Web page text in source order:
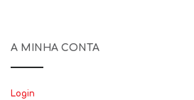
A MINHA CONTA
Login